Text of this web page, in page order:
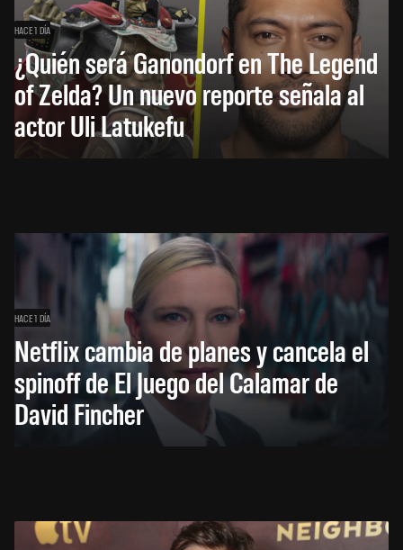
HACE 1 DÍA
¿Quién será Ganondorf en The Legend
of Zelda? Un nuevo reporte señala al
actor Uli Latukefu
HACE 1 DÍA
Netflix cambia de planes y cancela el
spinoff de El Juego del Calamar de
David Fincher